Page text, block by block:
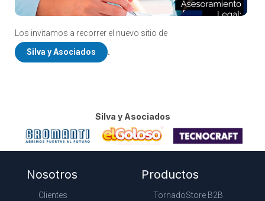
Los invitamos a recorrer el nuevo sitio de
Silva y Asociados
.
Silva y Asociados
Nosotros
Clientes
Productos
TornadoStore B2B